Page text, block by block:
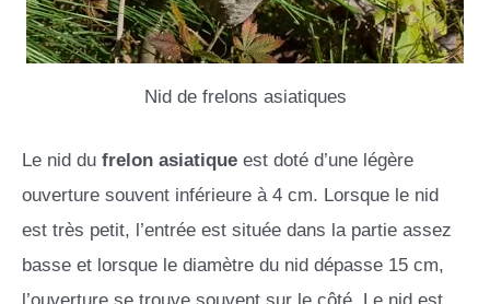
Nid de frelons asiatiques
Le nid du frelon asiatique est doté d’une légère
ouverture souvent inférieure à 4 cm. Lorsque le nid
est très petit, l’entrée est située dans la partie assez
basse et lorsque le diamètre du nid dépasse 15 cm,